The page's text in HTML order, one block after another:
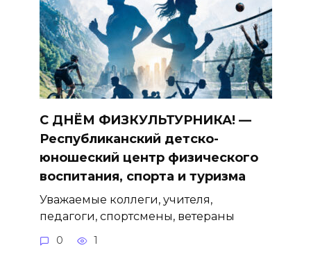
С ДНЁМ ФИЗКУЛЬТУРНИКА! —
Республиканский детско-
юношеский центр физического
воспитания, спорта и туризма
Уважаемые коллеги, учителя,
педагоги, спортсмены, ветераны
0 1